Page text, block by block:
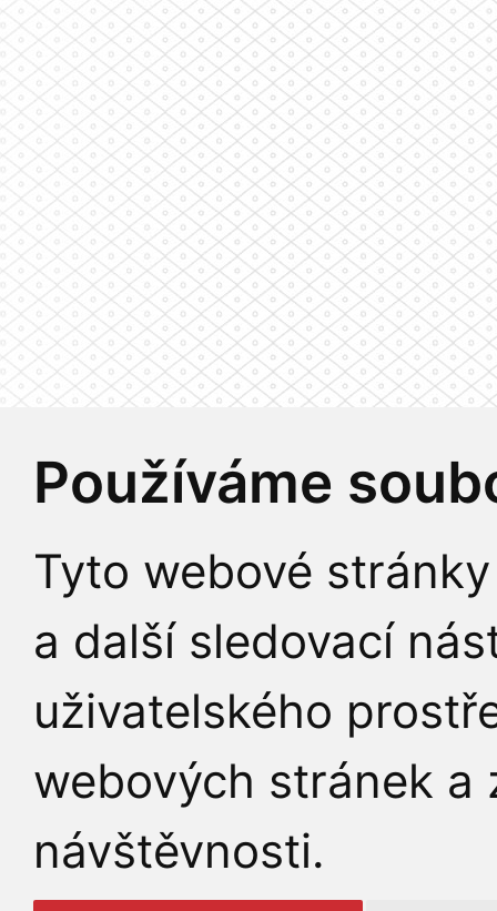
Používáme
Tyto webové
a další sledovací
uživatelského
webových stránek a
návštěvnosti.